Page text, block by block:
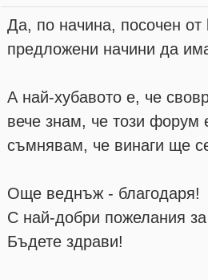
Да, по начина, посочен
предложени начини да
А най-хубавото е, че
вече знам, че този форум
съмнявам, че винаги ще
Още веднъж - благодаря!
С най-добри пожелания
Бъдете здрави!